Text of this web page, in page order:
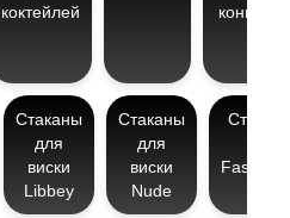
коктейлей
коньяка
Стаканы
для
виски
Libbey
Стаканы
для
виски
Nude